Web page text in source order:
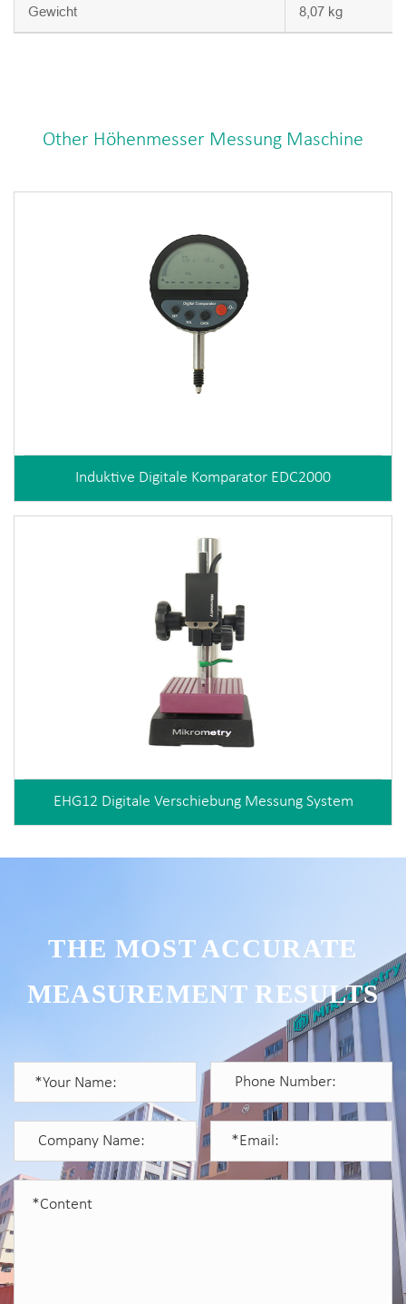
Gewicht 8,07 kg
Other Höhenmesser Messung Maschine
Induktive Digitale Komparator EDC2000
EHG12 Digitale Verschiebung Messung System
THE MOST ACCURATE
MEASUREMENT RESULTS